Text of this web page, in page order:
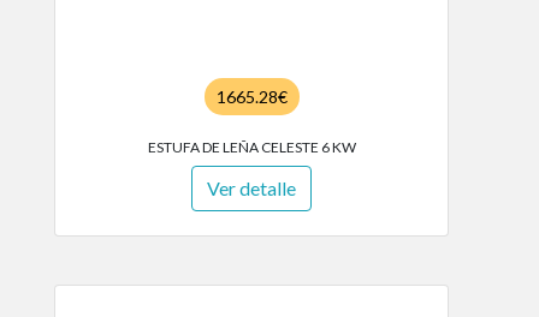
1665.28€
ESTUFA DE LEÑA CELESTE 6 KW
Ver detalle